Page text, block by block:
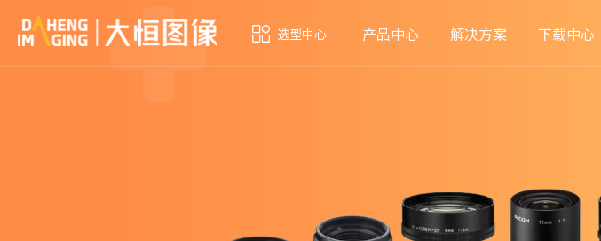
选型中心 产品中心 解决方案 下载中心